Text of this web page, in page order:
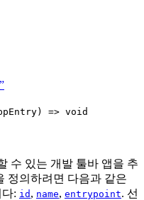
=> void
수 있는 개발 툴바 앱을 추
정의하려면 다음과 같은
: id , name, entrypoint. 선